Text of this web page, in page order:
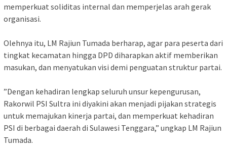
memperkuat soliditas internal dan memperjelas arah gerak
organisasi.
‎Olehnya itu, LM Rajiun Tumada berharap, agar para peserta dari
tingkat kecamatan hingga DPD diharapkan aktif memberikan
masukan, dan menyatukan visi demi penguatan struktur partai.
‎”Dengan kehadiran lengkap seluruh unsur kepengurusan,
Rakorwil PSI Sultra ini diyakini akan menjadi pijakan strategis
untuk memajukan kinerja partai, dan memperkuat kehadiran
PSI di berbagai daerah di Sulawesi Tenggara,” ungkap LM Rajiun
Tumada.